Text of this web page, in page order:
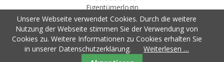
Eigentümerlogin
© 2015 Fewo-Zentrale Willingen
Unsere Webseite verwendet Cookies. Durch die weitere
Nutzung der Webseite stimmen Sie der Verwendung von
Cookies zu. Weitere Informationen zu Cookies erhalten Sie
in unserer Datenschutzerklärung.
Weiterlesen …